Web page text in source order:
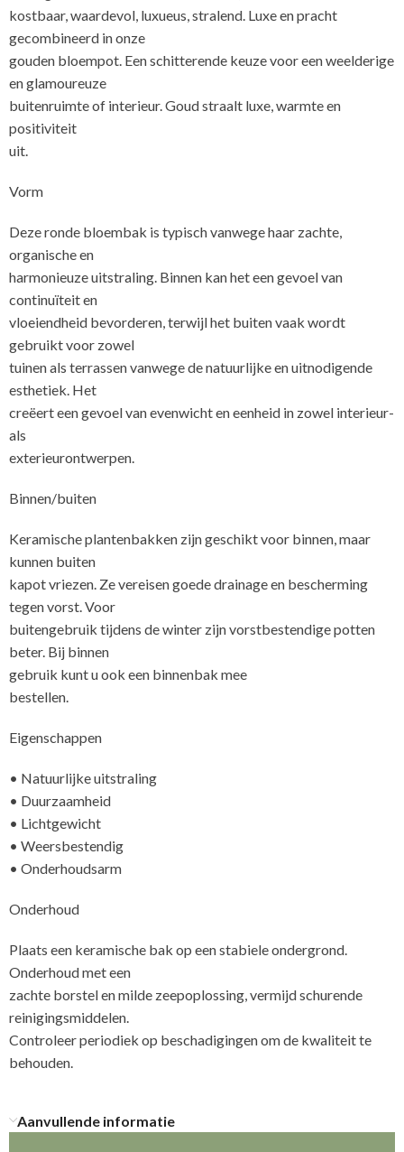
kostbaar, waardevol, luxueus, stralend. Luxe en pracht
gecombineerd in onze
gouden bloempot. Een schitterende keuze voor een weelderige
en glamoureuze
buitenruimte of interieur. Goud straalt luxe, warmte en
positiviteit
uit.
Vorm
Deze ronde bloembak is typisch vanwege haar zachte,
organische en
harmonieuze uitstraling. Binnen kan het een gevoel van
continuïteit en
vloeiendheid bevorderen, terwijl het buiten vaak wordt
gebruikt voor zowel
tuinen als terrassen vanwege de natuurlijke en uitnodigende
esthetiek. Het
creëert een gevoel van evenwicht en eenheid in zowel interieur-
als
exterieurontwerpen.
Binnen/buiten
Keramische plantenbakken zijn geschikt voor binnen, maar
kunnen buiten
kapot vriezen. Ze vereisen goede drainage en bescherming
tegen vorst. Voor
buitengebruik tijdens de winter zijn vorstbestendige potten
beter. Bij binnen
gebruik kunt u ook een binnenbak mee
Eigenschappen
• Natuurlijke uitstraling
• Duurzaamheid
• Lichtgewicht
• Weersbestendig
• Onderhoudsarm
Onderhoud
Plaats een keramische bak op een stabiele ondergrond.
Onderhoud met een
zachte borstel en milde zeepoplossing, vermijd schurende
reinigingsmiddelen.
Controleer periodiek op beschadigingen om de kwaliteit te
Aanvullende informatie